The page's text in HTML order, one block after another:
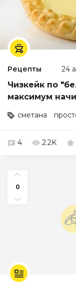
Рецепты 24
Чизкейк по
максимум
сметана
4 2.2K
0